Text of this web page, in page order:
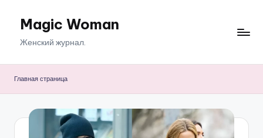
ПерейтиMagic Woman
Женский журнал.
Главная страница